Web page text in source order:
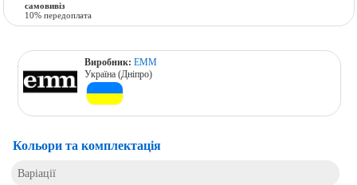
самовивіз
10% передоплата
Виробник:ЕММ
Україна (Дніпро)
Кольори та комплектація
Варіації